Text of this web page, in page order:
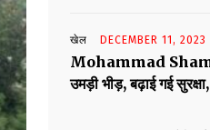
खेल DECEMBER 11,
Mohammad
उमड़ी भीड़, बढ़ाई गई